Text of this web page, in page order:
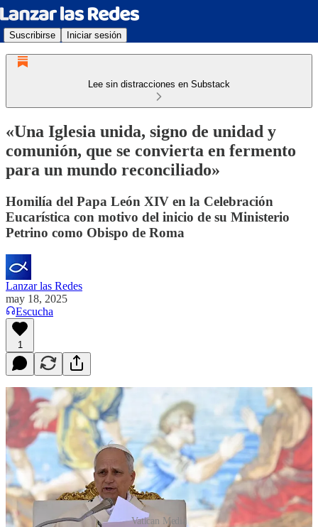
Suscribirse Iniciar sesión
Lee sin distracciones en Substack
«Una Iglesia unida, signo de unidad y
comunión, que se convierta en fermento
para un mundo reconciliado»
Homilía del Papa León XIV en la Celebración
Eucarística con motivo del inicio de su Ministerio
Petrino como Obispo de Roma
Lanzar las Redes
may 18, 2025
Escucha
1
Vatican Media